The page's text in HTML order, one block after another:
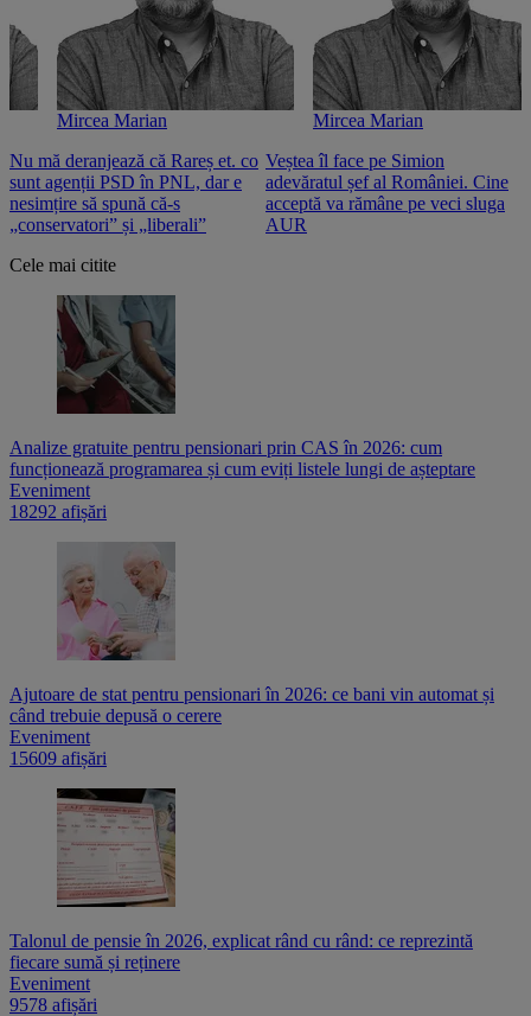
Mircea Marian
Nu mă deranjează că Rareș et. co
sunt agenții PSD în PNL, dar e
nesimțire să spună că-s
„conservatori” și „liberali”
Mircea Marian
Veștea îl face pe Simion
adevăratul șef al României. Cine
acceptă va rămâne pe veci sluga
AUR
Cele mai citite
Analize gratuite pentru pensionari prin CAS în 2026: cum
funcționează programarea și cum eviți listele lungi de așteptare
Eveniment
18292 afișări
Ajutoare de stat pentru pensionari în 2026: ce bani vin automat și
când trebuie depusă o cerere
Eveniment
15609 afișări
Talonul de pensie în 2026, explicat rând cu rând: ce reprezintă
fiecare sumă și reținere
Eveniment
9578 afișări